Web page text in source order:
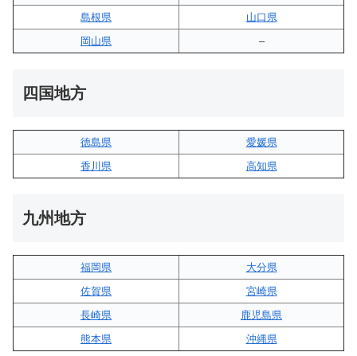
島根県
山口県
岡山県
–
四国地方
徳島県
愛媛県
香川県
高知県
九州地方
福岡県
大分県
佐賀県
宮崎県
長崎県
鹿児島県
熊本県
沖縄県